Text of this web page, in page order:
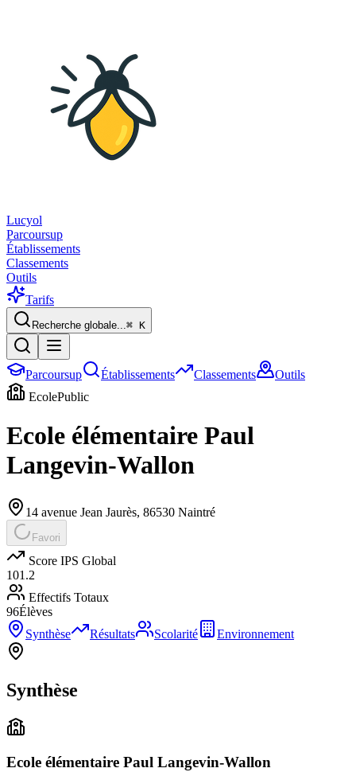
Lucyol
Parcoursup
Établissements
Classements
Outils
Tarifs
Recherche globale...⌘ K
Parcoursup Établissements Classements
Outils
EcolePublic
Ecole élémentaire Paul
Langevin-Wallon
14 avenue Jean Jaurès, 86530 Naintré
Favori
Score IPS Global
101.2
Effectifs Totaux
96Élèves
Synthèse
Résultats Scolarité Environnement
Synthèse
Ecole élémentaire Paul Langevin-Wallon